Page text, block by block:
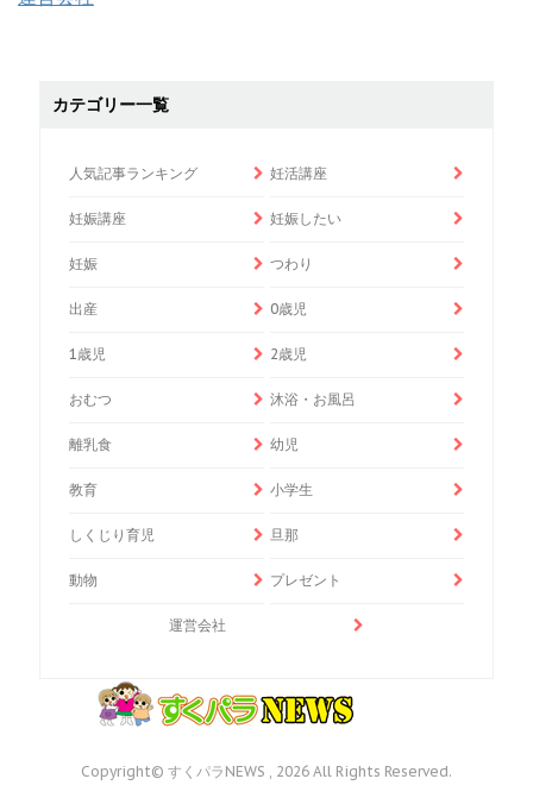
カテゴリー一覧
人気記事ランキング 妊活講座
妊娠講座 妊娠したい
妊娠 つわり
出産 0歳児
1歳児 2歳児
おむつ 沐浴・お風呂
離乳食 幼児
教育 小学生
しくじり育児 旦那
動物 プレゼント
運営会社
Copyright© すくパラNEWS , 2026 All Rights Reserved.